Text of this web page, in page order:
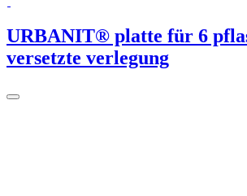
URBANIT® platte für 6
versetzte verlegung